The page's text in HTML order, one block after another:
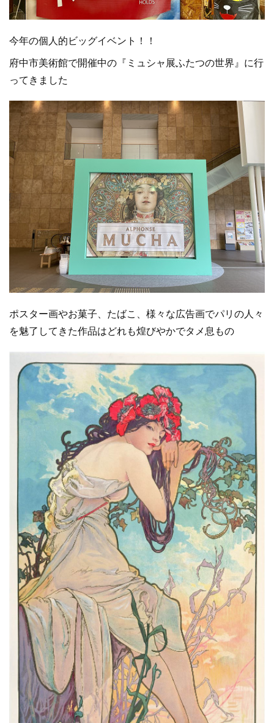
今年の個人的ビッグイベント！！
府中市美術館で開催中の『ミュシャ展ふたつの世界』に行
ってきました
ポスター画やお菓子、たばこ、様々な広告画でパリの人々
を魅了してきた作品はどれも煌びやかでタメ息もの